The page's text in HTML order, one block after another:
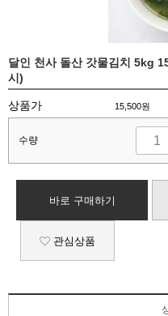
달인 천사 돌산 갓물김치 5kg
시)
상품가 15,500원
수량
바로 구매하기
관심상품